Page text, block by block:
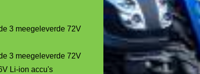
3 meegeleverde 72V
3 meegeleverde 72V
Li-ion accu's